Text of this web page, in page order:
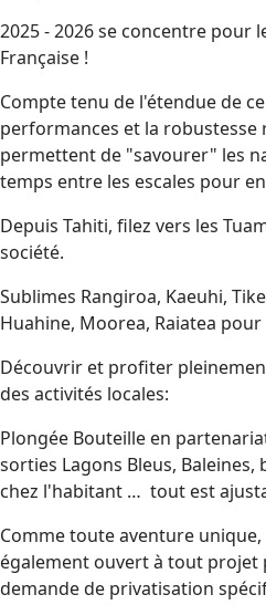
2025 - 2026 se concentre pour
Française !
Compte tenu de l'étendue de
performances et la robustesse
permettent de "savourer" les
temps entre les escales pour
Depuis Tahiti, filez vers les
société.
Sublimes Rangiroa, Kaeuhi,
Huahine, Moorea, Raiatea
Découvrir et profiter
des activités locales:
Plongée Bouteille en
sorties Lagons Bleus,
chez l'habitant … tout est
Comme toute aventure unique,
également ouvert à tout projet
demande de privatisation